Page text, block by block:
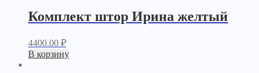
Комплект штор Ирина желтый
4400.00 ₽
В корзину